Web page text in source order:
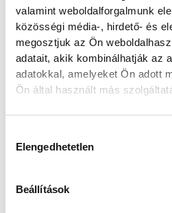
valamint weboldalforgalmunk
közösségi média-, hirdető- és
megosztjuk az Ön
adatait, akik kombinálhatják az
adatokkal, amelyeket Ön adott
Ön által használt más
Elengedhetetlen
Beállítások
sokáig Kovácsik
gól megszerzésében, a
már ő is kevésnek